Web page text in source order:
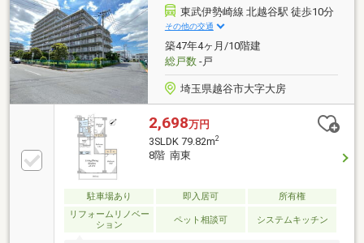
歩10分！都内へのアクセス良好です♪～雰囲気や広
さ、日当たりなど現地でしか体感出来ないことが多く
あります～☆頭金０円での購入可能☆「無料ライフシ
ミュレーション」☆お引越し後のその先のアフタサー
ビスも充実
東武伊勢崎線 北越谷駅 徒歩10分
その他の交通
築47年4ヶ月/10階建
総戸数-戸
埼玉県越谷市大字大房
2,698万円
3SLDK 79.82m2
8階 南東
駐車場あり 即入居可
所有権
リフォームリノベー
ション
ペット相談可 システムキッチン